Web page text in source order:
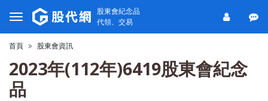
股東會紀念品
代領、交易
首頁 股東會資訊
2023年(112年)6419股東會紀念
品